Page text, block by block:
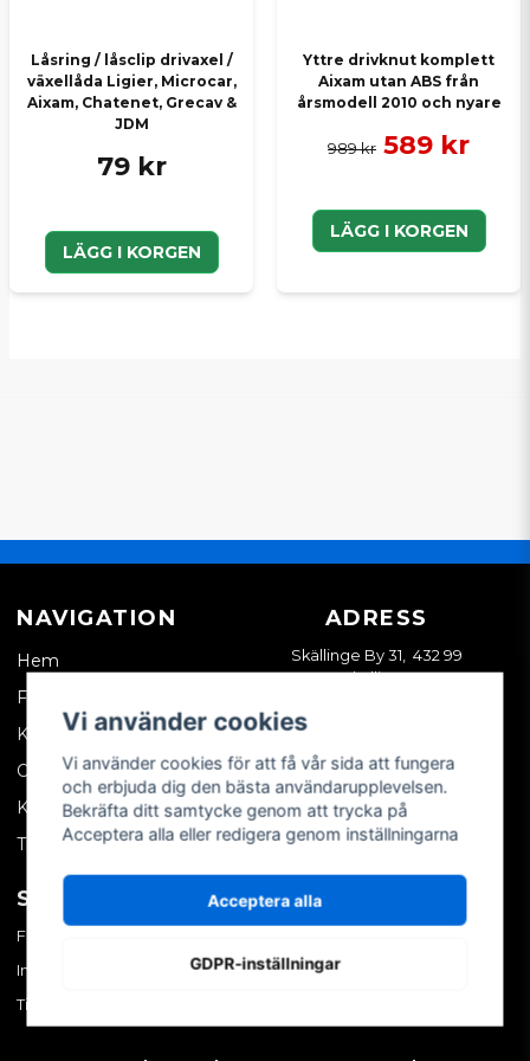
Låsring / låsclip drivaxel /
växellåda Ligier, Microcar,
Aixam, Chatenet, Grecav &
JDM
79 kr
LÄGG I KORGEN
Yttre drivknut komplett
Aixam utan ABS från
årsmodell 2010 och nyare
989 kr 589 kr
LÄGG I KORGEN
NAVIGATION
Hem
Företagskund
Kontakta oss
Om oss
Köpvillkor
Tips & trix
ADRESS
Skällinge By 31, 432 99
Skällinge
SOCIALA MEDIER
Facebook
Instagram
TikTok
MITT KONTO
Skapa konto
Vi använder cookies
Vi använder cookies för att få vår sida att fungera
och erbjuda dig den bästa användarupplevelsen.
Bekräfta ditt samtycke genom att trycka på
Acceptera alla eller redigera genom inställningarna
Acceptera alla
GDPR-inställningar